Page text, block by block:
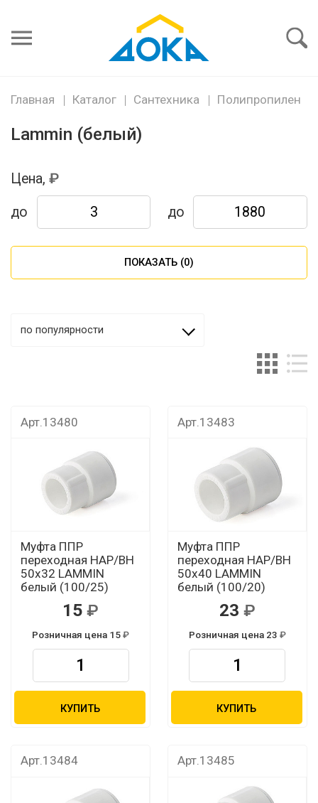
пароль
Главная Каталог Сантехника Полипропилен
Lammin (белый)
Цена,
до до
ПОКАЗАТЬ (0)
по популярности
Арт.13480
Муфта ППР
переходная НАР/ВН
50х32 LAMMIN
белый (100/25)
15
Розничная цена 15
КУПИТЬ
Арт.13483
Муфта ППР
переходная НАР/ВН
50х40 LAMMIN
белый (100/20)
23
Розничная цена 23
КУПИТЬ
Арт.13484 Арт.13485